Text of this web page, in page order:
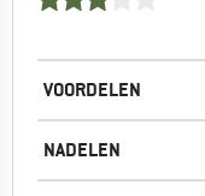
VOORDELEN
NADELEN